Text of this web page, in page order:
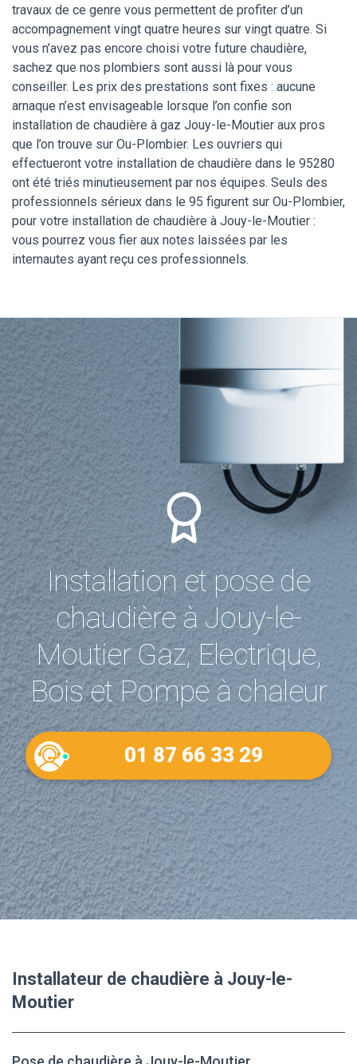
travaux de ce genre vous permettent de profiter d’un
accompagnement vingt quatre heures sur vingt quatre. Si
vous n’avez pas encore choisi votre future chaudière,
sachez que nos plombiers sont aussi là pour vous
conseiller. Les prix des prestations sont fixes : aucune
arnaque n’est envisageable lorsque l’on confie son
installation de chaudière à gaz Jouy-le-Moutier aux pros
que l’on trouve sur Ou-Plombier. Les ouvriers qui
effectueront votre installation de chaudière dans le 95280
ont été triés minutieusement par nos équipes. Seuls des
professionnels sérieux dans le 95 figurent sur Ou-Plombier,
pour votre installation de chaudière à Jouy-le-Moutier :
vous pourrez vous fier aux notes laissées par les
internautes ayant reçu ces professionnels.
Installation et pose de
chaudière à Jouy-le-
Moutier Gaz, Electrique,
Bois et Pompe à chaleur
01 87 66 33 29
Installateur de chaudière à Jouy-le-
Moutier